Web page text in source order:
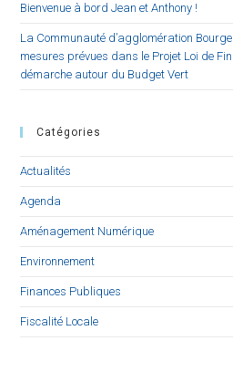
Bienvenue à bord Jean et Anthony !
La Communauté d’agglomération
mesures prévues dans le Projet Loi de
démarche autour du Budget Vert
Catégories
Actualités
Agenda
Aménagement Numérique
Environnement
Finances Publiques
Fiscalité Locale